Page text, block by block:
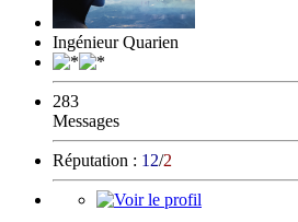
Ingénieur Quarien
283
Messages
Réputation : 12/2